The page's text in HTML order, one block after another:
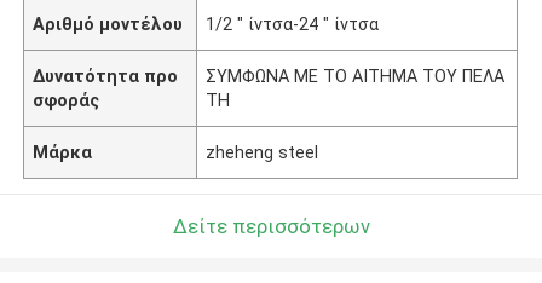
Αριθμό μοντέλου 1/2 " ίντσα-24 " ίντσα
Δυνατότητα προ
σφοράς
ΣΥΜΦΩΝΑ ΜΕ ΤΟ ΑΙΤΗΜΑ ΤΟΥ ΠΕΛΑ
ΤΗ
Μάρκα zheheng steel
Δείτε περισσότερων